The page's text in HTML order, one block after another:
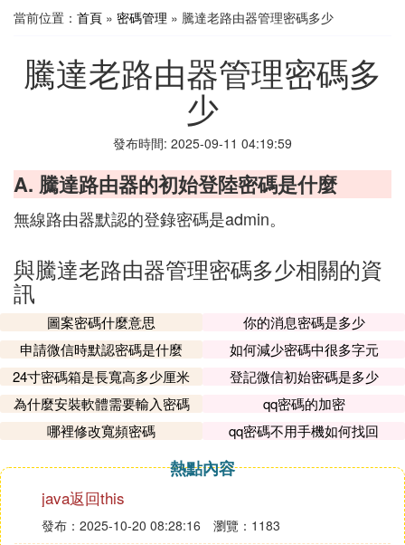
當前位置： 首頁 » 密碼管理 » 騰達老路由器管理密碼多少
騰達老路由器管理密碼多
少
發布時間: 2025-09-11 04:19:59
A. 騰達路由器的初始登陸密碼是什麼
無線路由器默認的登錄密碼是admin。
與騰達老路由器管理密碼多少相關的資
訊
圖案密碼什麼意思
你的消息密碼是多少
申請微信時默認密碼是什麼
如何減少密碼中很多字元
24寸密碼箱是長寬高多少厘米
登記微信初始密碼是多少
為什麼安裝軟體需要輸入密碼
qq密碼的加密
哪裡修改寬頻密碼
qq密碼不用手機如何找回
熱點內容
java返回this
發布：2025-10-20 08:28:16 瀏覽：1183